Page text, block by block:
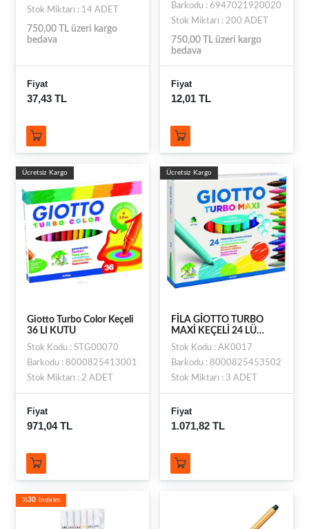
Stok Miktarı : 14 ADET
750,00 TL üzeri kargo
bedava
Fiyat
37,43 TL
Barkodu : 6947021920020
Stok Miktarı : 200 ADET
750,00 TL üzeri kargo
bedava
Fiyat
12,01 TL
Ücretsiz Kargo
Giotto Turbo Color Keçeli
36 LI KUTU
Stok Kodu : STG00070
Barkodu : 8000825413001
Stok Miktarı : 2 ADET
Fiyat
971,04 TL
Ücretsiz Kargo
FİLA GİOTTO TURBO
MAXİ KEÇELİ 24 LÜ
KUTU
Stok Kodu : AK0017
Barkodu : 8000825453502
Stok Miktarı : 3 ADET
Fiyat
1.071,82 TL
%30 İndirim